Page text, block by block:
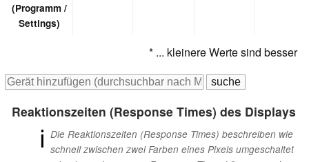
(Programm /
Settings)
* ... kleinere Werte sind besser
Reaktionszeiten (Response Times) des Displays
ℹ Die Reaktionszeiten (Response Times) beschreiben wie
schnell zwischen zwei Farben eines Pixels umgeschaltet